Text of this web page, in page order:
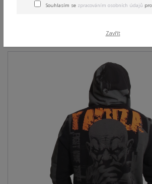
kapucí System
Souhlasím se zpracováním osobních údajů
Zavřít